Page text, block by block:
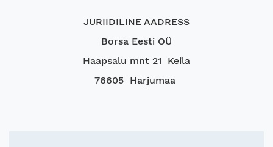
JURIIDILINE AADRESS
Borsa Eesti OÜ
Haapsalu mnt 21 Keila
76605 Harjumaa